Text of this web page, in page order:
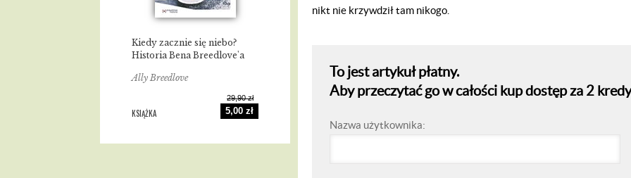
Kiedy zacznie się niebo?
Historia Bena Breedlove'a
Ally Breedlove
KSIĄŻKA
29,90 zł
5,00 zł
nikt nie krzywdził tam nikogo.
To jest artykuł płatny.
Aby przeczytać go w całości kup dostęp za 2
Nazwa użytkownika: